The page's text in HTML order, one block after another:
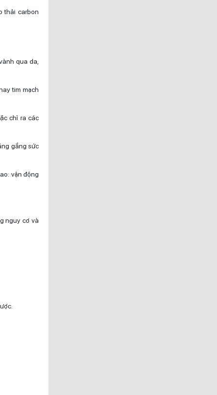
thải carbon
qua da,
tim mạch
chỉ ra các
gắng sức
vận động
nguy cơ và